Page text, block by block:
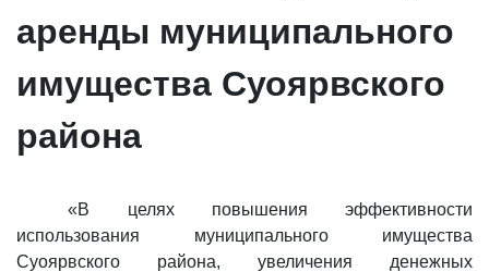
аренды муниципального
имущества Суоярвского
района
«В целях повышения эффективности
использования муниципального имущества
Суоярвского района, увеличения денежных